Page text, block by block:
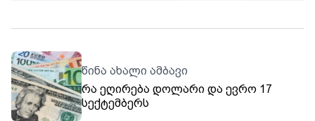
წინა ახალი ამბავი
რა ეღირება დოლარი და ევრო 17
სექტემბერს